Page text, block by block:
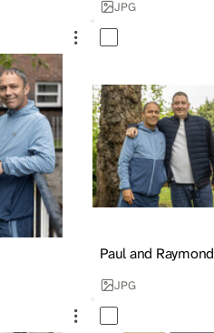
JPG
Paul and Raymond
JPG